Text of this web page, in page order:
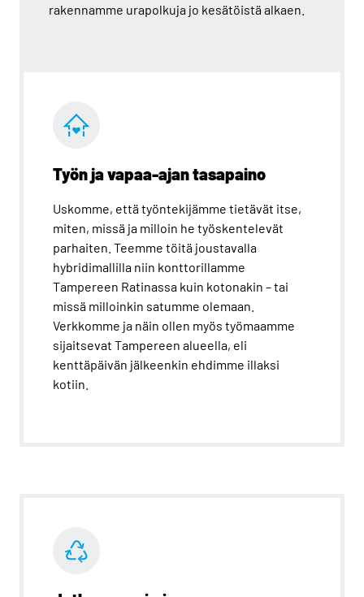
rakennamme urapolkuja jo kesätöistä alkaen.
Työn ja vapaa-ajan tasapaino
Uskomme, että työntekijämme tietävät itse,
miten, missä ja milloin he työskentelevät
parhaiten. Teemme töitä joustavalla
hybridimallilla niin konttorillamme
Tampereen Ratinassa kuin kotonakin – tai
missä milloinkin satumme olemaan.
Verkkomme ja näin ollen myös työmaamme
sijaitsevat Tampereen alueella, eli
kenttäpäivän jälkeenkin ehdimme illaksi
kotiin.